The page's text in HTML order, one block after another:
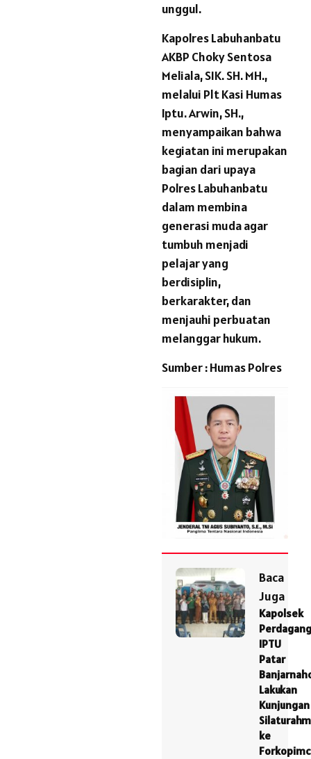
unggul.
Kapolres Labuhanbatu
AKBP Choky Sentosa
Meliala, SIK. SH. MH.,
melalui Plt Kasi Humas
Iptu. Arwin, SH.,
menyampaikan bahwa
kegiatan ini merupakan
bagian dari upaya
Polres Labuhanbatu
dalam membina
generasi muda agar
tumbuh menjadi
pelajar yang
berdisiplin,
berkarakter, dan
menjauhi perbuatan
melanggar hukum.
Sumber : Humas Polres
Baca
Juga
Kapolsek
IPTU
Patar
Lakukan
Kunjungan
ke